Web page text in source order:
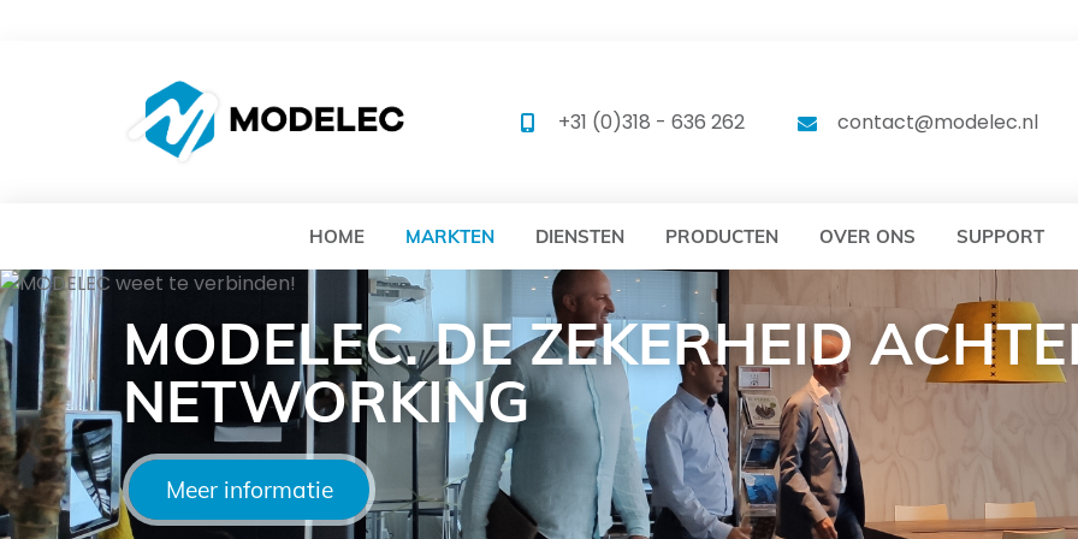
MODELEC MODELEC
+31 (0)318 - 636 262 contact@modelec.nl
HOME MARKTEN DIENSTEN PRODUCTEN OVER ONS SUPPORT
MODELEC. DE ZEKERHEID
NETWORKING
Meer informatie